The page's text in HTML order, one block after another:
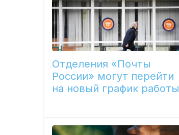
Отделения «Почты
России» могут перейти
на новый график работы